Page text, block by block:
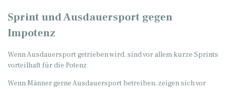
Sprint und Ausdauersport gegen
Impotenz
Wenn Ausdauersport getrieben wird, sind vor allem kurze Sprints
vorteilhaft für die Potenz
Wenn Männer gerne Ausdauersport betreiben, zeigen sich vor